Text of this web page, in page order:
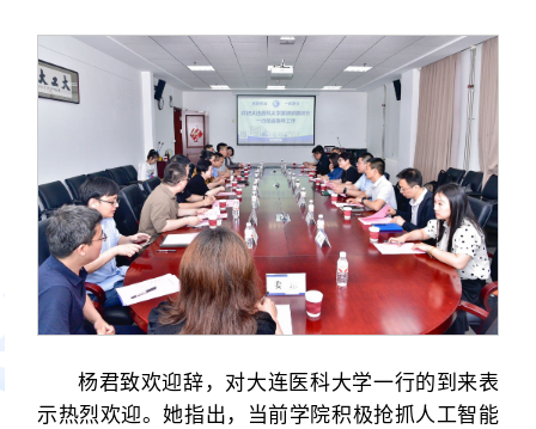
杨君致欢迎辞，对大连医科大学一行的到来表
示热烈欢迎。她指出，当前学院积极抢抓人工智能